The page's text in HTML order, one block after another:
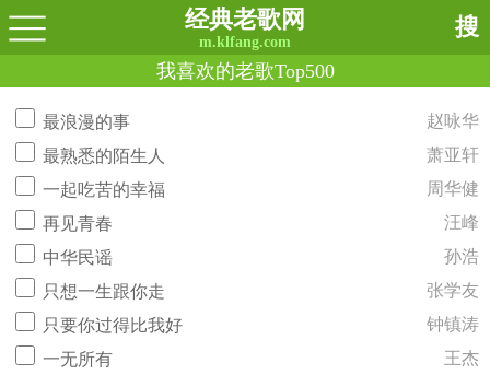
经典老歌网
m.klfang.com
搜
我喜欢的老歌Top500
最浪漫的事
赵咏华
最熟悉的陌生人
萧亚轩
一起吃苦的幸福
周华健
再见青春
汪峰
中华民谣
孙浩
只想一生跟你走
张学友
只要你过得比我好
钟镇涛
一无所有
王杰